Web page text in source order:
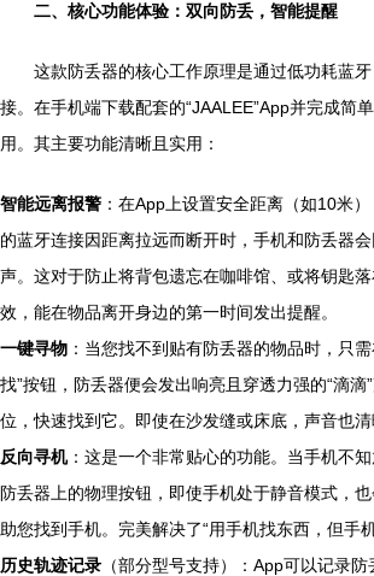
二、核心功能体验：双向防丢，智能提醒
这款防丢器的核心工作原理是通过低功耗蓝
接。在手机端下载配套的“JAALEE”App并完成简
用。其主要功能清晰且实用：
智能远离报警 ：在App上设置安全距离（如10米
的蓝牙连接因距离拉远而断开时，手机和防丢器
声。这对于防止将背包遗忘在咖啡馆、或将钥匙
效，能在物品离开身边的第一时间发出提醒。
一键寻物 ：当您找不到贴有防丢器的物品时，只
找”按钮，防丢器便会发出响亮且穿透力强的“滴滴
位，快速找到它。即使在沙发缝或床底，声音也清
反向寻机：这是一个非常贴心的功能。当手机不
防丢器上的物理按钮，即使手机处于静音模式，
助您找到手机。完美解决了“用手机找东西，但手
历史轨迹记录 （部分型号支持）：App可以记录